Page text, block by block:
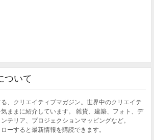
ついて
、クリエイティブマガジン。世界中のクリエイテ
ままに紹介しています。 雑貨、建築、フォト、デ
テリア、プロジェクションマッピングなど。
ーすると最新情報を購読できます。